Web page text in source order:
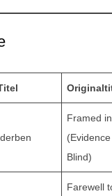
Framed
Blind)
Farewell